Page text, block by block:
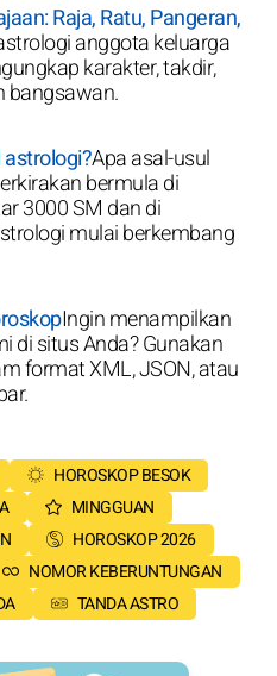
Raja, Ratu, Pangeran,
anggota keluarga
karakter, takdir,
bangsawan.
Apa asal-usul
bermula di
3000 SM dan di
mulai berkembang
Ingin menampilkan
di situs Anda? Gunakan
format XML, JSON, atau
HOROSKOP BESOK
MINGGUAN
HOROSKOP 2026
NOMOR KEBERUNTUNGAN
TANDA ASTRO